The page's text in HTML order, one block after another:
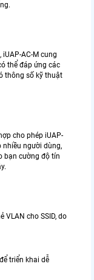
AC-M cung
thể đáp ứng các
thông số kỹ thuật
cho phép iUAP-
nhiều người dùng,
bạn cường độ tín
VLAN cho SSID, do
triển khai dễ